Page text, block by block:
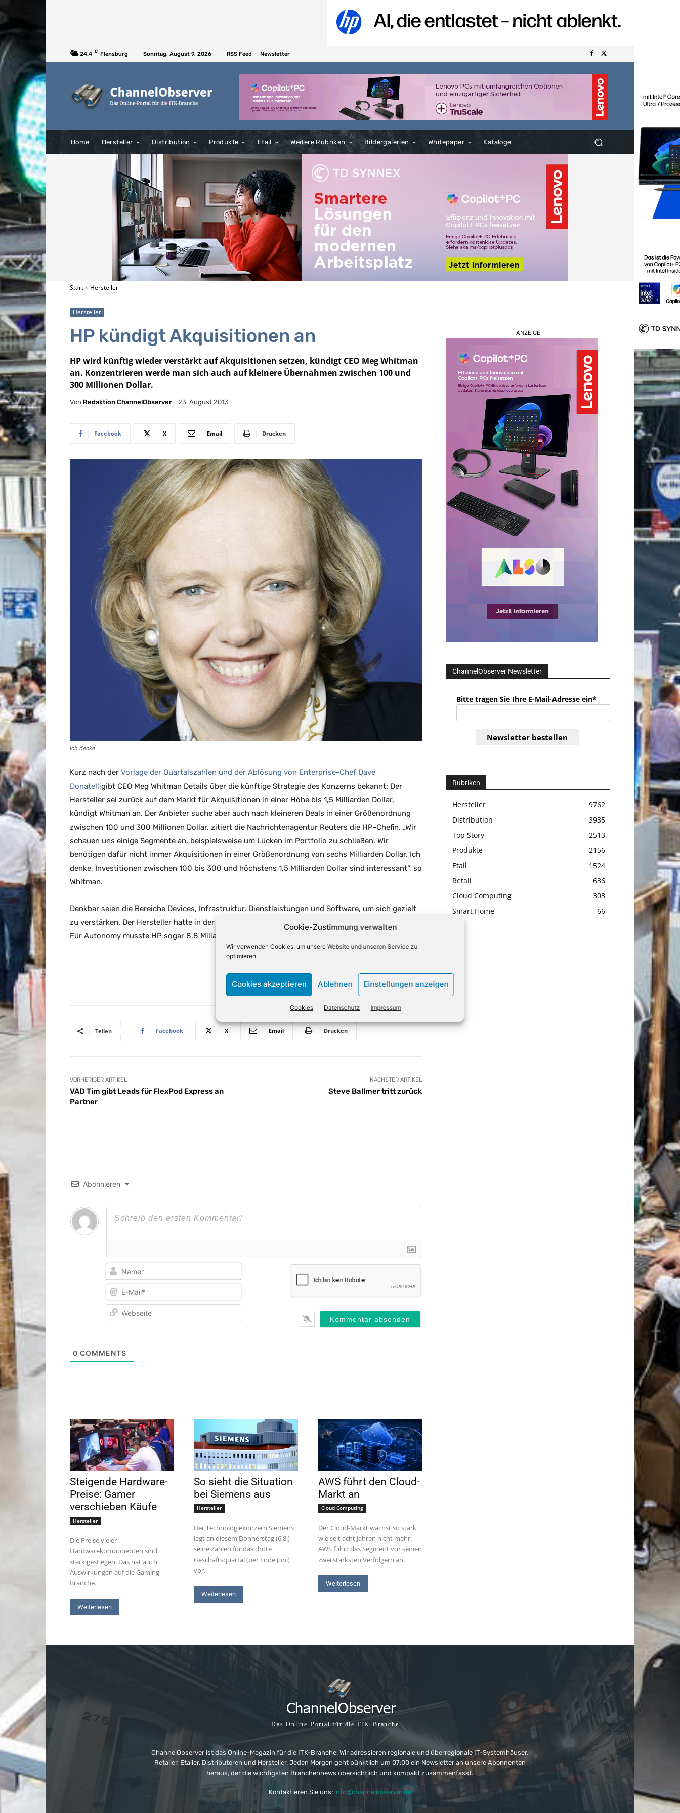
Cookie-Zustimmung verwalten
Wir verwenden Cookies, um unsere Website und unseren Service zu
optimieren.
Cookies akzeptieren Ablehnen Einstellungen anzeigen
Cookies Datenschutz Impressum
24.4 C Flensburg Sonntag, August 9, 2026 RSS Feed Newsletter
Home Hersteller Distribution Produkte Etail Weitere Rubriken Bildergalerien Whitepaper Kataloge
Start Hersteller
Hersteller
HP kündigt Akquisitionen an
HP wird künftig wieder verstärkt auf Akquisitionen setzen, kündigt CEO Meg Whitman
an. Konzentrieren werde man sich auch auf kleinere Übernahmen zwischen 100 und
300 Millionen Dollar.
Von Redaktion ChannelObserver 23. August 2013
Facebook X Email Drucken
Ich denke
Kurz nach der Vorlage der Quartalszahlen und der Ablösung von Enterprise-Chef Dave
Donatelligibt CEO Meg Whitman Details über die künftige Strategie des Konzerns bekannt: Der
Hersteller sei zurück auf dem Markt für Akquisitionen in einer Höhe bis 1,5 Milliarden Dollar,
kündigt Whitman an. Der Anbieter suche aber auch nach kleineren Deals in einer Größenordnung
zwischen 100 und 300 Millionen Dollar, zitiert die Nachrichtenagentur Reuters die HP-Chefin. „Wir
schauen uns einige Segmente an, beispielsweise um Lücken im Portfolio zu schließen. Wir
benötigen dafür nicht immer Akquisitionen in einer Größenordnung von sechs Milliarden Dollar. Ich
denke, Investitionen zwischen 100 bis 300 und höchstens 1,5 Milliarden Dollar sind interessant“, so
Whitman.
Denkbar seien die Bereiche Devices, Infrastruktur, Dienstleistungen und Software, um sich gezielt
zu verstärken. Der Hersteller hatte in der Vergangenheit nicht immer Glück mit seinen Zukäufen.
Für Autonomy musste HP sogar 8,8 Miliarden Dollar abschreiben.
Teilen Facebook X Email Drucken
VORHERIGER ARTIKEL
VAD Tim gibt Leads für FlexPod Express an
Partner
NÄCHSTER ARTIKEL
Steve Ballmer tritt zurück
Abonnieren
Name*
E-
0 COMMENTS
Steigende Hardware-
Preise: Gamer
verschieben Käufe
Hersteller
Die Preise vieler
Hardwarekomponenten sind
stark gestiegen. Das hat auch
Auswirkungen auf die Gaming-
Branche.
Weiterlesen
So sieht die Situation
bei Siemens aus
Hersteller
Der Technologiekonzern Siemens
legt an diesem Donnerstag (6.8.)
seine Zahlen für das dritte
Geschäftsquartal (per Ende Juni)
vor.
Weiterlesen
AWS führt den Cloud-
Markt an
Cloud Computing
Der Cloud-Markt wächst so stark
wie seit acht Jahren nicht mehr.
AWS führt das Segment vor seinen
zwei stärksten Verfolgern an.
Weiterlesen
ANZEIGE
ChannelObserver Newsletter
Bitte tragen Sie Ihre E-Mail-Adresse ein*
Newsletter bestellen
Rubriken
Hersteller
9762
Distribution
3935
Top Story
2513
Produkte
2156
Etail
1524
Retail
636
Cloud Computing
303
Smart Home
66
Das Online-Portal für die ITK-Branche
ChannelObserver ist das Online-Magazin für die ITK-Branche. Wir adressieren regionale und überregionale IT-Systemhäuser,
Retailer, Etailer, Distributoren und Hersteller. Jeden Morgen geht pünktlich um 07:00 ein Newsletter an unsere Abonnenten
heraus, der die wichtigsten Branchennews übersichtlich und kompakt zusammenfasst.
Kontaktieren Sie uns: info@channelobserver.de